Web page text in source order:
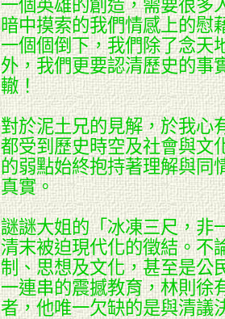
一個英雄的創造，需要很多
暗中摸索的我們情感上的慰
一個個倒下，我們除了念天
外，我們更要認清歷史的事
轍！
對於泥土兄的見解，於我心
都受到歷史時空及社會與文
的弱點始終抱持著理解與同
真實。
謎謎大姐的「冰凍三尺，非
清末被迫現代化的徵結。不
制、思想及文化，甚至是公
一連串的震撼教育，林則徐
者，他唯一欠缺的是與清議